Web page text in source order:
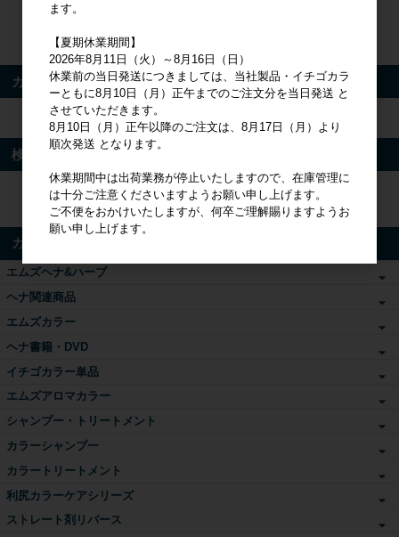
カート
カートは空です
検索
検索
カテゴリ
エムズヘナ&ハーブ
ヘナ関連商品
エムズカラー
ヘナ書籍・DVD
イチゴカラー単品
エムズアロマカラー
シャンプー・トリートメント
カラーシャンプー
カラートリートメント
利尻カラーケアシリーズ
ストレート剤リバース
ます。
【夏期休業期間】
2026年8月11日（火）～8月16日（日）
休業前の当日発送につきましては、当社製品・イチゴカラ
ーともに8月10日（月）正午までのご注文分を当日発送 と
させていただきます。
8月10日（月）正午以降のご注文は、8月17日（月）より
順次発送 となります。
休業期間中は出荷業務が停止いたしますので、在庫管理に
は十分ご注意くださいますようお願い申し上げます。
ご不便をおかけいたしますが、何卒ご理解賜りますようお
願い申し上げます。